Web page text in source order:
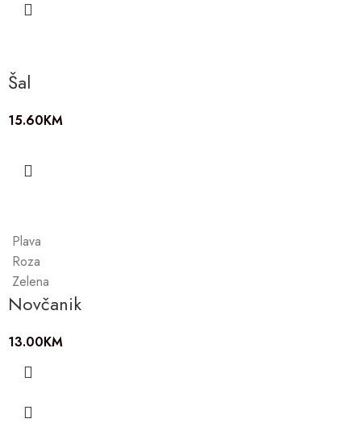
Šal
15.60KM
Plava
Roza
Zelena
Novčanik
13.00KM